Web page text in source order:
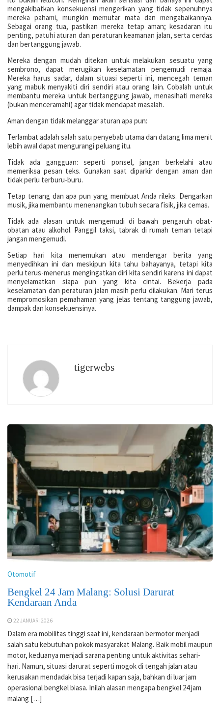
mengakibatkan konsekuensi mengerikan yang tidak sepenuhnya
mereka pahami, mungkin memutar mata dan mengabaikannya.
Sebagai orang tua, pastikan mereka tetap aman; kesadaran itu
penting, patuhi aturan dan peraturan keamanan jalan, serta cerdas
dan bertanggung jawab.
Mereka dengan mudah ditekan untuk melakukan sesuatu yang
sembrono, dapat merugikan keselamatan pengemudi remaja.
Mereka harus sadar, dalam situasi seperti ini, mencegah teman
yang mabuk menyakiti diri sendiri atau orang lain. Cobalah untuk
membantu mereka untuk bertanggung jawab, menasihati mereka
(bukan menceramahi) agar tidak mendapat masalah.
Aman dengan tidak melanggar aturan apa pun:
Terlambat adalah salah satu penyebab utama dan datang lima menit
lebih awal dapat mengurangi peluang itu.
Tidak ada gangguan: seperti ponsel, jangan berkelahi atau
memeriksa pesan teks. Gunakan saat diparkir dengan aman dan
tidak perlu terburu-buru.
Tetap tenang dan apa pun yang membuat Anda rileks. Dengarkan
musik, jika membantu menenangkan tubuh secara fisik, jika cemas.
Tidak ada alasan untuk mengemudi di bawah pengaruh obat-
obatan atau alkohol. Panggil taksi, tabrak di rumah teman tetapi
jangan mengemudi.
Setiap hari kita menemukan atau mendengar berita yang
menyedihkan ini dan meskipun kita tahu bahayanya, tetapi kita
perlu terus-menerus mengingatkan diri kita sendiri karena ini dapat
menyelamatkan siapa pun yang kita cintai. Bekerja pada
keselamatan dan peraturan jalan masih perlu dilakukan. Mari terus
mempromosikan pemahaman yang jelas tentang tanggung jawab,
dampak dan konsekuensinya.
tigerwebs
Otomotif
Bengkel 24 Jam Malang: Solusi Darurat
Kendaraan Anda
22 JANUARI 2026
Dalam era mobilitas tinggi saat ini, kendaraan bermotor menjadi
salah satu kebutuhan pokok masyarakat Malang. Baik mobil maupun
motor, keduanya menjadi sarana penting untuk aktivitas sehari-
hari. Namun, situasi darurat seperti mogok di tengah jalan atau
kerusakan mendadak bisa terjadi kapan saja, bahkan di luar jam
operasional bengkel biasa. Inilah alasan mengapa bengkel 24 jam
malang […]